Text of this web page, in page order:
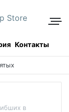
Контакты
в